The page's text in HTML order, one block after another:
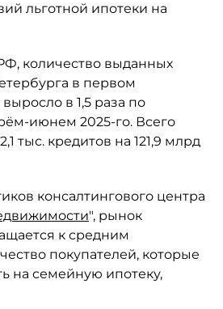
льготной ипотеки на
количество выданных
в первом
в 1,5 раза по
июнем 2025-го. Всего
тыс. кредитов на 121,9 млрд
консалтингового центра
", рынок
к средним
покупателей, которые
на семейную ипотеку,